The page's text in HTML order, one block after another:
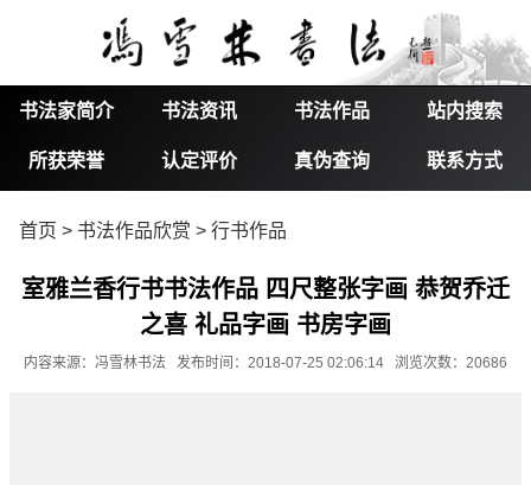
书法家简介 书法资讯 书法作品 站内搜索
所获荣誉 认定评价 真伪查询 联系方式
首页 > 书法作品欣赏 > 行书作品
室雅兰香行书书法作品 四尺整张字画 恭贺乔迁
之喜 礼品字画 书房字画
内容来源：冯雪林书法 发布时间：2018-07-25 02:06:14 浏览次数：20686